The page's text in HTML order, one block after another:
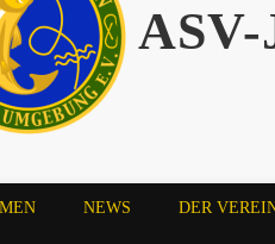
ASV-
NEWS DER